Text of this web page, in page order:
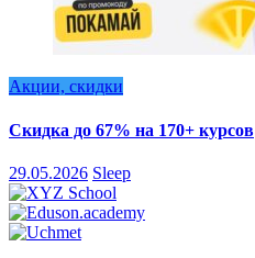
Акции, скидки
Скидка до 67% на 170+ курсов
29.05.2026 Sleep